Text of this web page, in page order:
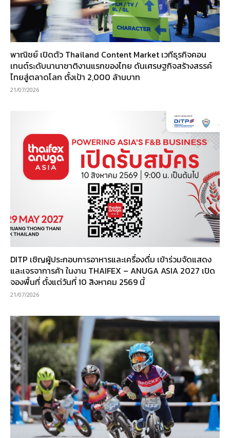
พาณิชย์ เปิดตัว Thailand Content Market เวทีธุรกิจคอน
เทนต์ระดับนานาชาติงานแรกของไทย ดันเศรษฐกิจสร้างสรรค์
ไทยสู่ตลาดโลก ตั้งเป้า 2,000 ล้านบาท
21/07/2026
DITP เชิญผู้ประกอบการอาหารและเครื่องดื่ม เข้าร่วมจัดแสดง
และเจรจาการค้า ในงาน THAIFEX – ANUGA ASIA 2027 เปิด
จองพื้นที่ ตั้งแต่วันที่ 10 สิงหาคม 2569 นี้
21/07/2026